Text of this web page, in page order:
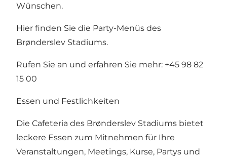
Wünschen.
Hier finden Sie die Party-Menüs des
Brønderslev Stadiums.
Rufen Sie an und erfahren Sie mehr: +45 98 82
15 00
Essen und Festlichkeiten
Die Cafeteria des Brønderslev Stadiums bietet
leckere Essen zum Mitnehmen für Ihre
Veranstaltungen, Meetings, Kurse, Partys und